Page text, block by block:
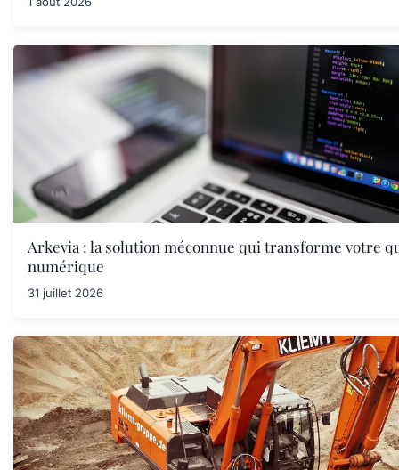
Arkevia : la solution méconnue qui transforme votre
numérique
31 juillet 2026